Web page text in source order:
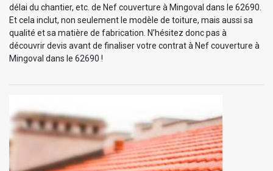
délai du chantier, etc. de Nef couverture à Mingoval dans le 62690.
Et cela inclut, non seulement le modèle de toiture, mais aussi sa
qualité et sa matière de fabrication. N’hésitez donc pas à
découvrir devis avant de finaliser votre contrat à Nef couverture à
Mingoval dans le 62690 !